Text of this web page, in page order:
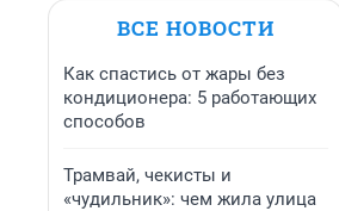
ВСЕ НОВОСТИ
Как спастись от жары без
кондиционера: 5 работающих
способов
Трамвай, чекисты и
«чудильник»: чем жила улица